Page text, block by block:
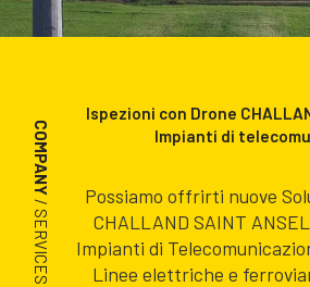
COMPANY
/ SERVICES
Ispezioni con Drone
Impianti di
Possiamo offrirti nuove
CHALLAND SAINT
Impianti di
Linee elettriche e